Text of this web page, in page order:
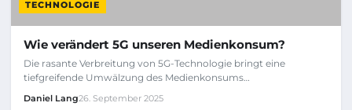
TECHNOLOGIE
Wie verändert 5G unseren Medienkonsum?
Die rasante Verbreitung von 5G-Technologie bringt eine
tiefgreifende Umwälzung des Medienkonsums…
Daniel Lang26. September 2025